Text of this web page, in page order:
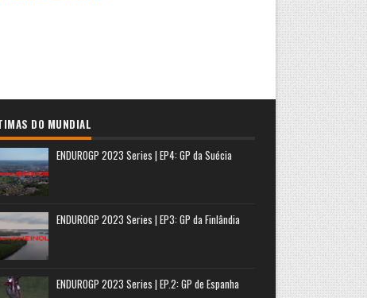
DO MUNDIAL
ENDUROGP 2023 Series | EP4: GP da Suécia
ENDUROGP 2023 Series | EP3: GP da Finlândia
ENDUROGP 2023 Series | EP.2: GP de Espanha